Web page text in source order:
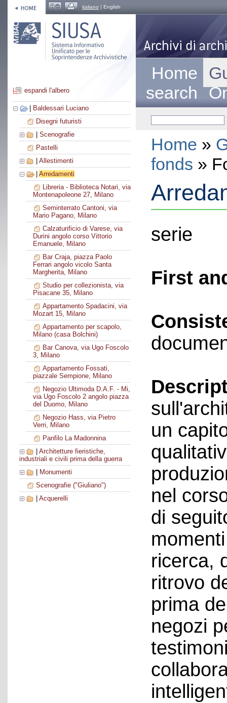
italiano | English
espandi l'albero
Baldessari Luciano
Disegni futuristi
Scenografie
Pastelli
Allestimenti
Arredamenti
Libreria - Biblioteca Notari, via
Montenapoleone 27, Milano
Seminterrato Cantoni, via
Mario Pagano, Milano
Calzaturificio di Varese, via
Durini angolo corso Vittorio
Emanuele, Milano
Bar Craja, piazza Paolo
Ferrari angolo vicolo Santa
Margherita, Milano
Studio per collezionista, via
Pisacane 35, Milano
Appartamento Spadacini, via
Mozart 15, Milano
Appartamento per scapolo,
Milano (casa Bolchini)
Bar Canova, via Ugo Foscolo
3, Milano
Appartamento Fossati,
piazzale Sempione, Milano
Negozio Ultimoda D.A.F. - Mi,
via Ugo Foscolo 2 angolo piazza
del Duomo, Milano
Negozio Hass, via Pietro
Verri, Milano
Panfilo La Madonnina
Architetture fieristiche,
industriali e civili prima della guerra
Monumenti
Scenografie ("Giuliano")
Acquerelli
Home
search
Home »
fonds »
serie
First
un
nel
di
ricerca,
ritrovo
prima
negozi